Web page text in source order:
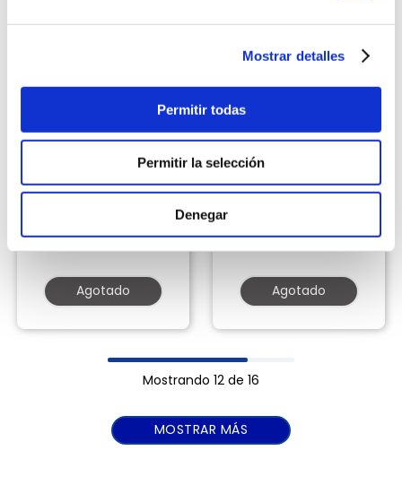
Mostrar detalles
Permitir todas
Permitir la selección
Denegar
Bicicleta Elíptica Weslo
Agotado
Power Race One
Agotado
Mostrando 12 de 16
MOSTRAR MÁS